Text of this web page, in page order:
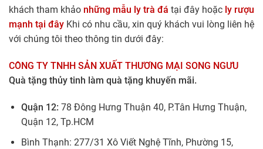
khách tham khảo những mẫu ly trà đá tại đây hoặc ly rượu
mạnh tại đây Khi có nhu cầu, xin quý khách vui lòng liên hệ
với chúng tôi theo thông tin dưới đây:
CÔNG TY TNHH SẢN XUẤT THƯƠNG MẠI SONG NGƯU
Quà tặng thủy tinh làm quà tặng khuyến mãi.
Quận 12: 78 Đông Hưng Thuận 40, P.Tân Hưng Thuận,
Quận 12, Tp.HCM
Bình Thạnh: 277/31 Xô Viết Nghệ Tĩnh, Phường 15,